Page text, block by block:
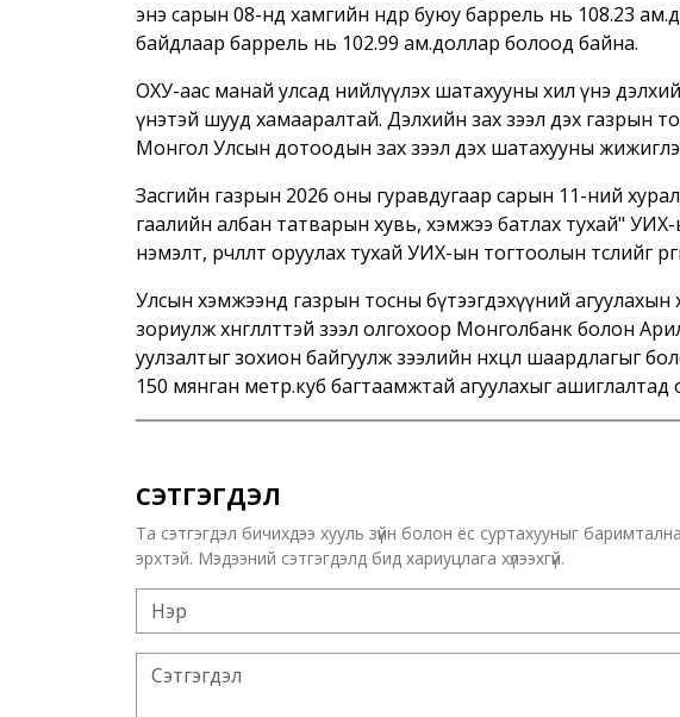
энэ сарын 08-нд хамгийн өндөр буюу баррель нь 108.23
байдлаар баррель нь 102.99 ам.доллар болоод байна.
ОХУ-аас манай улсад нийлүүлэх шатахууны хил үнэ
үнэтэй шууд хамааралтай. Дэлхийн зах зээл дэх газрын
Монгол Улсын дотоодын зах зээл дэх шатахууны жижиглэн
Засгийн газрын 2026 оны гуравдугаар сарын 11-ний
гаалийн албан татварын хувь, хэмжээ батлах тухай"
нэмэлт, өөрчлөлт оруулах тухай УИХ-ын тогтоолын төслийг
Улсын хэмжээнд газрын тосны бүтээгдэхүүний агуулахын
зориулж хөнгөлөлттэй зээл олгохоор Монголбанк болон
уулзалтыг зохион байгуулж зээлийн нөхцөл шаардлагыг
150 мянган метр.куб багтаамжтай агуулахыг ашиглалтад
СЭТГЭГДЭЛ
Та сэтгэгдэл бичихдээ хууль зүйн болон ёс суртахууныг
эрхтэй. Мэдээний сэтгэгдэлд бид хариуцлага хүлээхгүй.